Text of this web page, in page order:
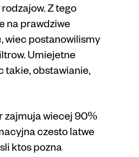
Z tego
na prawdziwe
wiec postanowilismy
Umiejetne
takie, obstawianie,
zajmuja wiecej 90%
czesto latwe
ktos pozna